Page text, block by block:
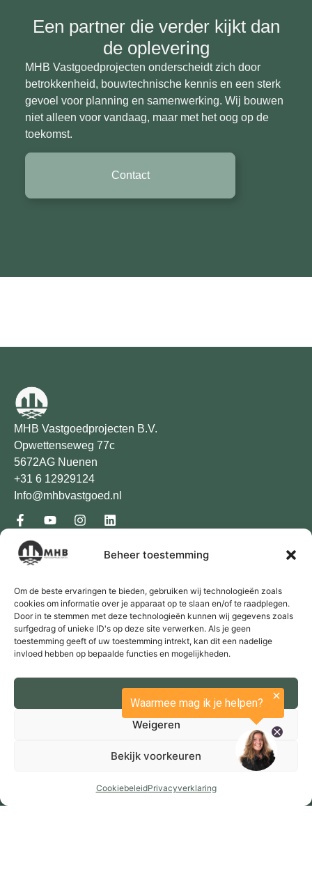
Beheer toestemming
Om de beste ervaringen te bieden, gebruiken wij technologieën zoals
cookies om informatie over je apparaat op te slaan en/of te raadplegen.
Door in te stemmen met deze technologieën kunnen wij gegevens zoals
surfgedrag of unieke ID's op deze site verwerken. Als je geen
toestemming geeft of uw toestemming intrekt, kan dit een nadelige
invloed hebben op bepaalde functies en mogelijkheden.
Weigeren
Bekijk voorkeuren
CookiebeleidPrivacyverklaring
Een partner die verder kijkt dan
de oplevering​
MHB Vastgoedprojecten onderscheidt zich door
betrokkenheid, bouwtechnische kennis en een sterk
gevoel voor planning en samenwerking. Wij bouwen
niet alleen voor vandaag, maar met het oog op de
toekomst.
Contact
MHB Vastgoedprojecten B.V.
Opwettenseweg 77c
5672AG Nuenen
+31 6 12929124
Info@mhbvastgoed.nl
Diensten
Particulier bouwen
Zakelijk bouwen
Bouwprojecten
Werken bij MHB
Contact